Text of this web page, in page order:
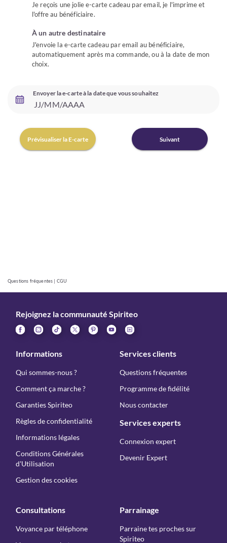
Je reçois une jolie e-carte cadeau par email, je l'imprime et
l'offre au bénéficiaire.
À un autre destinataire
J'envoie la e-carte cadeau par email au bénéficiaire,
automatiquement après ma commande, ou à la date de mon
choix.
Envoyer la e-carte à la date que vous souhaitez
Prévisualiser la E-carte Suivant
Questions fréquentes | CGU
Rejoignez la communauté Spiriteo
Informations
Qui sommes-nous ?
Comment ça marche ?
Garanties Spiriteo
Règles de confidentialité
Informations légales
Conditions Générales
d'Utilisation
Gestion des cookies
Services clients
Questions fréquentes
Programme de fidélité
Nous contacter
Services experts
Connexion expert
Devenir Expert
Consultations
Voyance par téléphone
Parrainage
Parraine tes proches sur
Spiriteo